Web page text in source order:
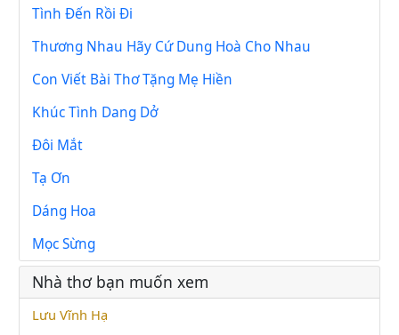
Tình Đến Rồi Đi
Thương Nhau Hãy Cứ Dung Hoà Cho Nhau
Con Viết Bài Thơ Tặng Mẹ Hiền
Khúc Tình Dang Dở
Đôi Mắt
Tạ Ơn
Dáng Hoa
Mọc Sừng
Nhà thơ bạn muốn xem
Lưu Vĩnh Hạ